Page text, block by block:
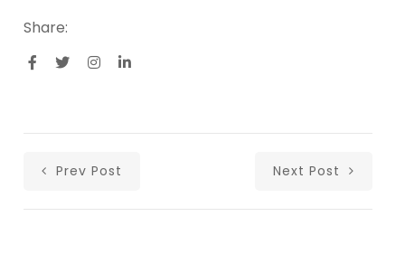
Share:
Prev Post Next Post